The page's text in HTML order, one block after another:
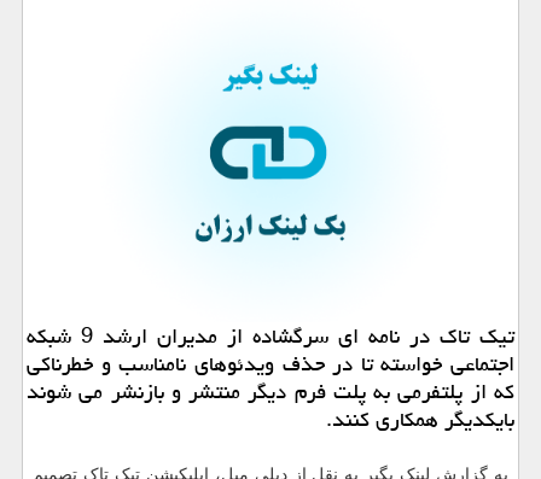
تیك تاك در نامه ای سرگشاده از مدیران ارشد 9 شبكه
اجتماعی خواسته تا در حذف ویدئوهای نامناسب و خطرناكی
كه از پلتفرمی به پلت فرم دیگر منتشر و بازنشر می شوند
بایكدیگر همكاری كنند.
به گزارش لینک بگیر به نقل از دیلی میل، اپلیکیشن تیک تاک تصمیم